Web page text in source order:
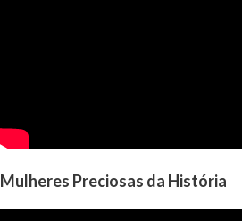
Mulheres Preciosas da História